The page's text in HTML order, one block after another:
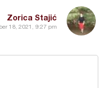
Zorica Stajić
18, 2021, 9:27 pm